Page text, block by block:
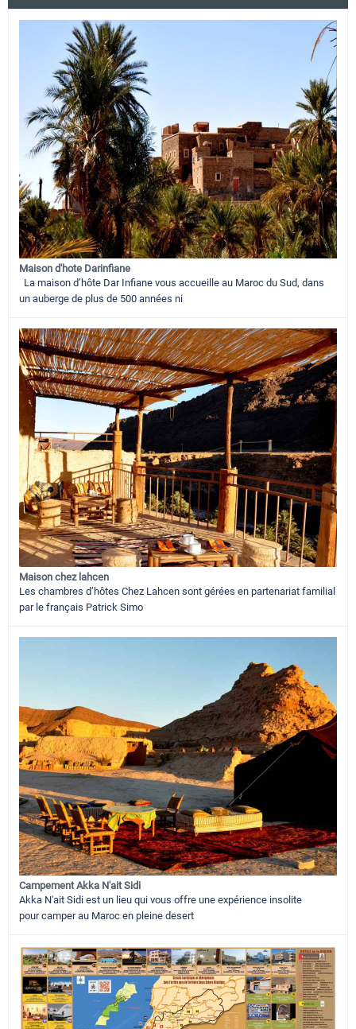
Maison d'hote Darinfiane
La maison d’hôte Dar Infiane vous accueille au Maroc du Sud, dans
un auberge de plus de 500 années ni
Maison chez lahcen
Les chambres d’hôtes Chez Lahcen sont gérées en partenariat familial
par le français Patrick Simo
Campement Akka N'ait Sidi
Akka N'ait Sidi est un lieu qui vous offre une expérience insolite
pour camper au Maroc en pleine desert